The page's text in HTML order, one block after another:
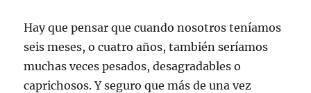
Hay que pensar que cuando nosotros teníamos
seis meses, o cuatro años, también seríamos
muchas veces pesados, desagradables o
caprichosos. Y seguro que más de una vez